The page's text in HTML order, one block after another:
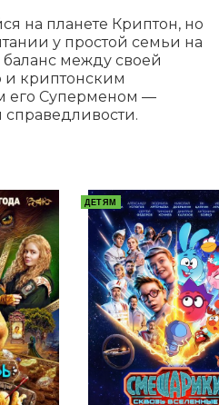
на планете Криптон, но
у простой семьи на
баланс между своей
и криптонским
его Суперменом —
ДЕТЯМ